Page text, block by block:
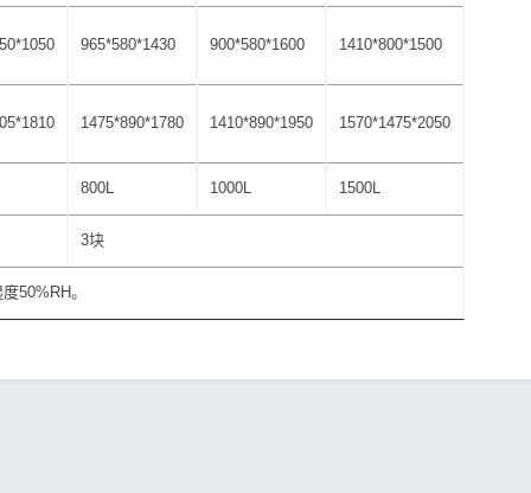
965*580*1430 900*580*1600 1410*800*1500
1475*890*1780 1410*890*1950 1570*1475*2050
800L 1000L 1500L
3块
50%RH。